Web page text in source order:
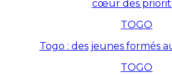
cœur des
TOGO
Togo : des jeunes formés
TOGO